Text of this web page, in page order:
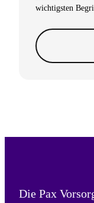
wichtigsten
Die Pax